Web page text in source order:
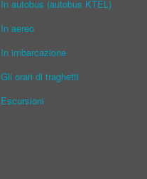
In autobus (autobus KTEL)
In aereo
In imbarcazione
Gli orari di traghetti
Escursioni